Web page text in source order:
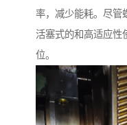
率，减少能耗。尽管
活塞式的和高适应性
位。